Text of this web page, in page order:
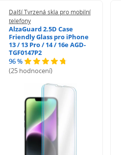
Další Tvrzená skla pro mobilní
telefony
AlzaGuard 2.5D Case
Friendly Glass pro iPhone
13 / 13 Pro / 14 / 16e AGD-
TGF0147P2
96 %
(25 hodnocení)